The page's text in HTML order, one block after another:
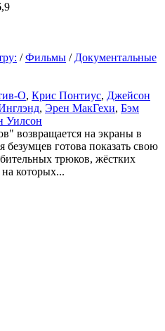
/Фильмы / Документальные
О, Крис Понтиус, Джейсон
, Эрен МакГехи, Бэм
Уилсон
возвращается на экраны в
безумцев готова показать свою
трюков, жёстких
которых...